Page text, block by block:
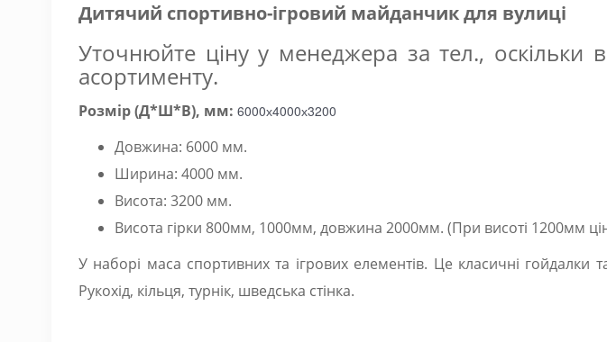
Дитячий спортивно-ігровий майданчик для вулиці
Уточнюйте ціну у менеджера за тел.,
асортименту.
Розмір (Д*Ш*В), мм: 6000х4000х3200
Довжина: 6000 мм.
Ширина: 4000 мм.
Висота: 3200 мм.
Висота гірки 800мм, 1000мм, довжина 2000мм. (При висоті 1200мм
У наборі маса спортивних та ігрових елементів. Це класичні гойдалки
Рукохід, кільця, турнік, шведська стінка.